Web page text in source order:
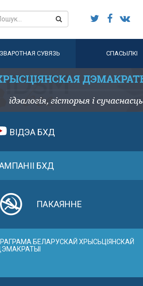
ЗВАРОТНАЯ СУВЯЗЬ СПАСЫЛКІ
ВІДЭА БХД
БХД
ПАКАЯННЕ
БЕЛАРУСКАЙ ХРЫСЬЦІЯНСКАЙ